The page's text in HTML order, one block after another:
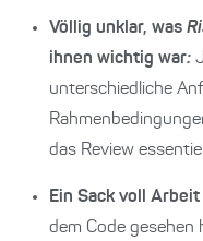
Völlig unklar, was
ihnen wichtig war:
unterschiedliche
das Review
Ein Sack voll Arbeit
dem Code gesehen